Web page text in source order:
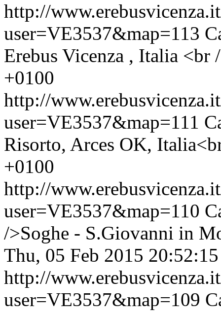
http://
user=VE3537&map=113
Erebus Vicenza , Italia <br
+0100
http://
user=VE3537&map=111
Risorto, Arces OK,
+0100
http://
user=VE3537&map=110
/>Soghe - S.Giovanni in
Thu, 05 Feb 2015
http://
user=VE3537&map=109